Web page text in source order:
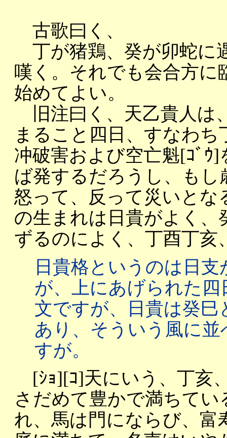
古歌曰く、
丁が猪鶏、癸が卯蛇に
嘆く。それでも会合方に
始めてよい。
旧注曰く、天乙貴人は
まること四日、すなわ
冲破害および空亡魁[ｺﾞｳ
ば発するだろうし、も
怒って、反って災いとな
の生まれは日貴がよく、
ずるのによく、丁酉丁
日貴格というのは日
が、上にあげられた
文ですが、日貴は癸
あり、そういう風に
すが。
[ｼｮ][ｺ]天にいう、丁亥
さだめて豊かで満ちて
れ、馬は門にならび、富